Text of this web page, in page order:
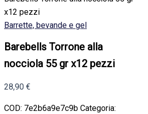
x12 pezzi
Barrette, bevande e gel
Barebells Torrone alla
nocciola 55 gr x12 pezzi
28,90 €
COD: 7e2b6a9e7c9b Categoria: